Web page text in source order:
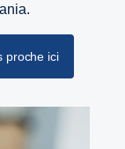
proche ici